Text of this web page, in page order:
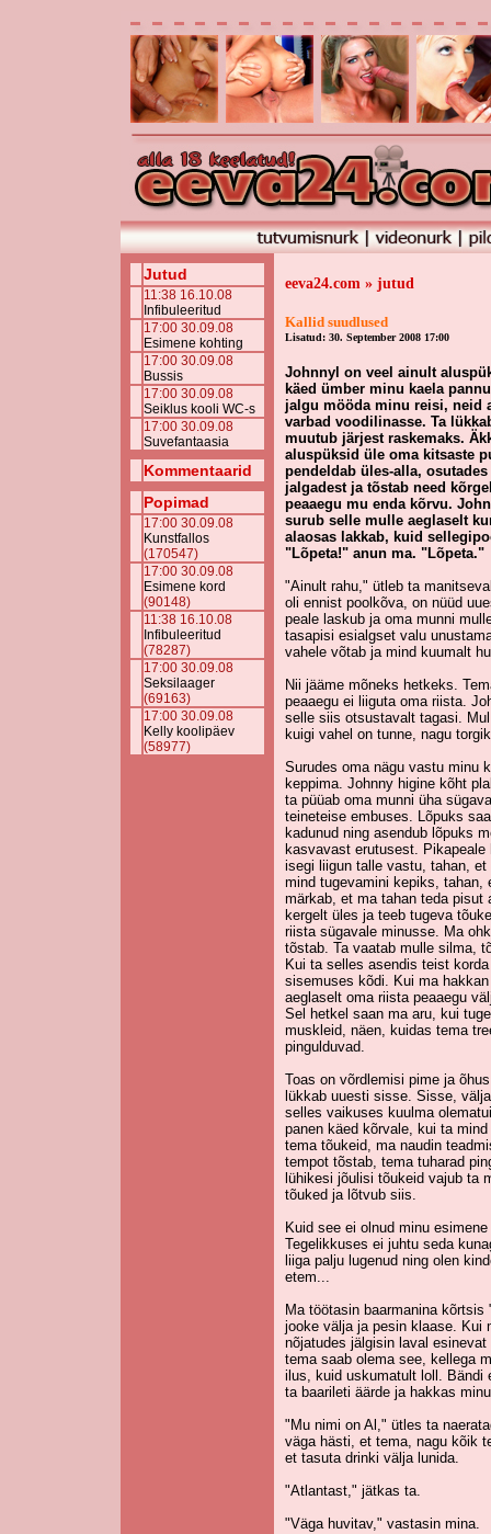
Jutud
11:38 16.10.08
Infibuleeritud
17:00 30.09.08
Esimene kohting
17:00 30.09.08
Bussis
17:00 30.09.08
Seiklus kooli WC-s
17:00 30.09.08
Suvefantaasia
Kommentaarid
Popimad
17:00 30.09.08
Kunstfallos
(170547)
17:00 30.09.08
Esimene kord
(90148)
11:38 16.10.08
Infibuleeritud
(78287)
17:00 30.09.08
Seksilaager
(69163)
17:00 30.09.08
Kelly koolipäev
(58977)
eeva24.com » jutud
Kallid suudlused
Lisatud: 30. September 2008 17:00
Johnnyl on veel ainult
käed ümber minu kaela
jalgu mööda minu reisi, neid
varbad voodilinasse. Ta
muutub järjest raskemaks.
aluspüksid üle oma kitsaste
pendeldab üles-alla,
jalgadest ja tõstab need
peaaegu mu enda kõrvu.
surub selle mulle aeglaselt
alaosas lakkab, kuid
"Lõpeta!" anun ma. "Lõpeta."
"Ainult rahu," ütleb ta
oli ennist poolkõva, on nüüd
peale laskub ja oma munni
tasapisi esialgset valu
vahele võtab ja mind kuumalt
Nii jääme mõneks hetkeks.
peaaegu ei liiguta oma riista.
selle siis otsustavalt tagasi.
kuigi vahel on tunne, nagu
Surudes oma nägu vastu minu
keppima. Johnny higine kõht
ta püüab oma munni üha
teineteise embuses. Lõpuks
kadunud ning asendub lõpuks
kasvavast erutusest.
isegi liigun talle vastu, tahan,
mind tugevamini kepiks,
märkab, et ma tahan teda
kergelt üles ja teeb tugeva
riista sügavale minusse. Ma
tõstab. Ta vaatab mulle silma,
Kui ta selles asendis teist
sisemuses kõdi. Kui ma
aeglaselt oma riista peaaegu
Sel hetkel saan ma aru, kui
muskleid, näen, kuidas tema
pingulduvad.
Toas on võrdlemisi pime ja
lükkab uuesti sisse. Sisse,
selles vaikuses kuulma
panen käed kõrvale, kui ta
tema tõukeid, ma naudin
tempot tõstab, tema tuharad
lühikesi jõulisi tõukeid vajub ta
tõuked ja lõtvub siis.
Kuid see ei olnud minu
Tegelikkuses ei juhtu seda
liiga palju lugenud ning olen
etem...
Ma töötasin baarmanina
jooke välja ja pesin klaase. Kui
nõjatudes jälgisin laval
tema saab olema see, kellega
ilus, kuid uskumatult loll. Bändi
ta baarileti äärde ja hakkas
"Mu nimi on Al," ütles ta
väga hästi, et tema, nagu kõik
et tasuta drinki välja lunida.
"Atlantast," jätkas ta.
"Väga huvitav," vastasin mina.